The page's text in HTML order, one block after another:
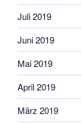
Juli 2019
Juni 2019
Mai 2019
April 2019
März 2019